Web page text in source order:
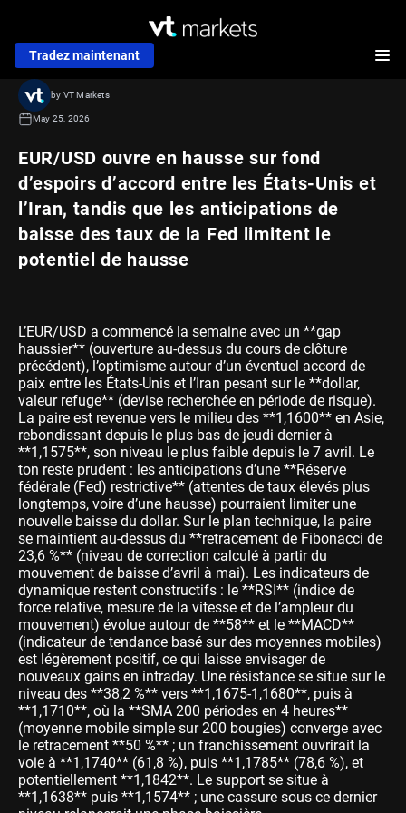
Tradez maintenant
EUR/USD ouvre en hausse sur fond
d’espoirs d’accord entre les États-Unis et
l’Iran, tandis que les anticipations de
baisse des taux de la Fed limitent le
potentiel de hausse
by VT Markets
May 25, 2026
L’EUR/USD a commencé la semaine avec un **gap
haussier** (ouverture au-dessus du cours de clôture
précédent), l’optimisme autour d’un éventuel accord de
paix entre les États-Unis et l’Iran pesant sur le **dollar,
valeur refuge** (devise recherchée en période de risque).
La paire est revenue vers le milieu des **1,1600** en Asie,
rebondissant depuis le plus bas de jeudi dernier à
**1,1575**, son niveau le plus faible depuis le 7 avril. Le
ton reste prudent : les anticipations d’une **Réserve
fédérale (Fed) restrictive** (attentes de taux élevés plus
longtemps, voire d’une hausse) pourraient limiter une
nouvelle baisse du dollar. Sur le plan technique, la paire
se maintient au-dessus du **retracement de Fibonacci de
23,6 %** (niveau de correction calculé à partir du
mouvement de baisse d’avril à mai). Les indicateurs de
dynamique restent constructifs : le **RSI** (indice de
force relative, mesure de la vitesse et de l’ampleur du
mouvement) évolue autour de **58** et le **MACD**
(indicateur de tendance basé sur des moyennes mobiles)
est légèrement positif, ce qui laisse envisager de
nouveaux gains en intraday. Une résistance se situe sur le
niveau des **38,2 %** vers **1,1675-1,1680**, puis à
**1,1710**, où la **SMA 200 périodes en 4 heures**
(moyenne mobile simple sur 200 bougies) converge avec
le retracement **50 %** ; un franchissement ouvrirait la
voie à **1,1740** (61,8 %), puis **1,1785** (78,6 %), et
potentiellement **1,1842**. Le support se situe à
**1,1638** puis **1,1574** ; une cassure sous ce dernier